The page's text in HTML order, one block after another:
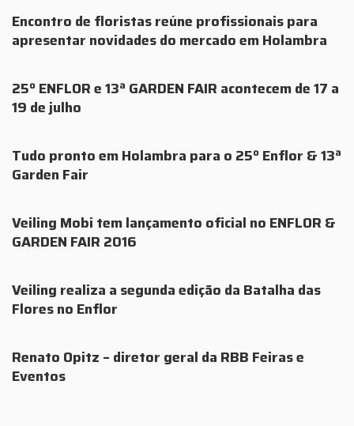
Encontro de floristas reúne profissionais para
apresentar novidades do mercado em Holambra
25º ENFLOR e 13ª GARDEN FAIR acontecem de 17 a
19 de julho
Tudo pronto em Holambra para o 25º Enflor & 13ª
Garden Fair
Veiling Mobi tem lançamento oficial no ENFLOR &
GARDEN FAIR 2016
Veiling realiza a segunda edição da Batalha das
Flores no Enflor
Renato Opitz – diretor geral da RBB Feiras e
Eventos